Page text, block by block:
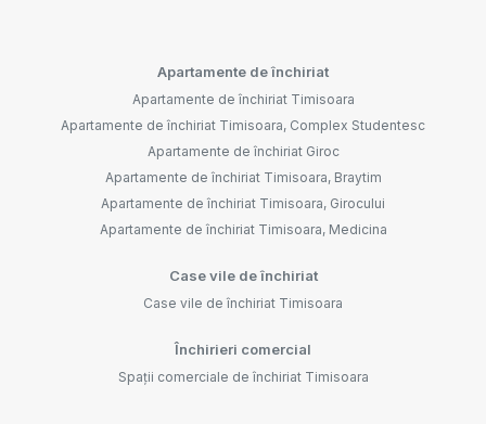
Apartamente de închiriat
Apartamente de închiriat Timisoara
Apartamente de închiriat Timisoara, Complex Studentesc
Apartamente de închiriat Giroc
Apartamente de închiriat Timisoara, Braytim
Apartamente de închiriat Timisoara, Girocului
Apartamente de închiriat Timisoara, Medicina
Case vile de închiriat
Case vile de închiriat Timisoara
Închirieri comercial
Spații comerciale de închiriat Timisoara